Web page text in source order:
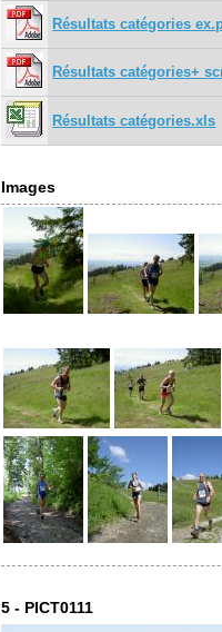
Résultats catégories
Résultats catégories+
Résultats catégories.xls
Images
5 - PICT0111